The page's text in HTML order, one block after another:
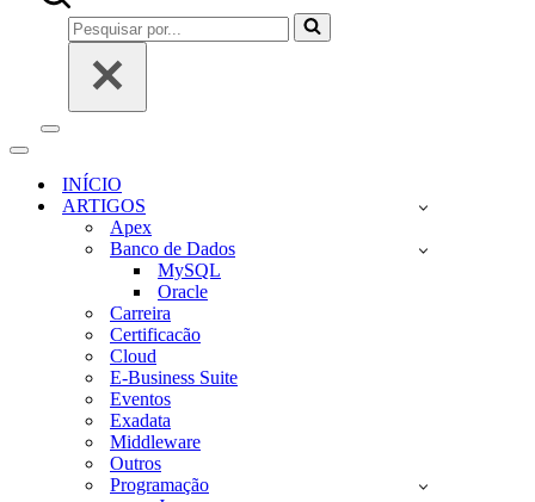
Pesquisar
por...
Menu
navegação
Menu
navegaçãoINÍCIO
ARTIGOS
Apex
Banco de Dados
MySQL
Oracle
Carreira
Certificacão
Cloud
E-Business Suite
Eventos
Exadata
Middleware
Outros
Programação